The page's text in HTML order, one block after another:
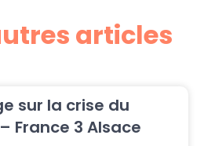
articles
sur la crise du
France 3 Alsace